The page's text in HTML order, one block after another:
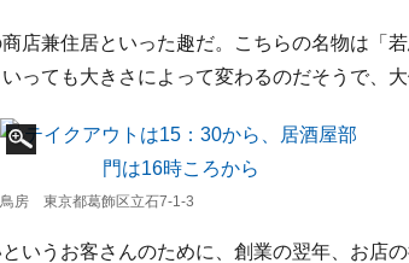
店兼住居といった趣だ。こちらの名物は「
っても大きさによって変わるのだそうで、大
鳥房 東京都葛飾区立石7-1-3
いうお客さんのために、創業の翌年、お店